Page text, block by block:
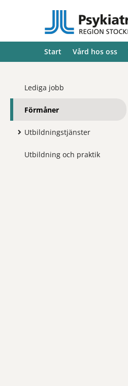
Start Vård hos oss
Lediga jobb
Förmåner
Utbildningstjänster
Utbildning och praktik